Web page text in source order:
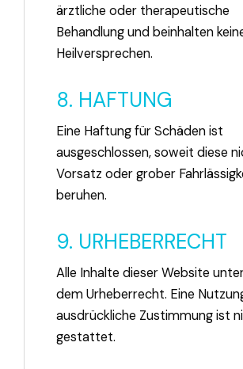
ärztliche oder therapeutische
Behandlung und beinhalten
Heilversprechen.
8. HAFTUNG
Eine Haftung für Schäden ist
ausgeschlossen, soweit diese
Vorsatz oder grober
beruhen.
9. URHEBERRECHT
Alle Inhalte dieser Website
dem Urheberrecht. Eine
ausdrückliche Zustimmung ist
gestattet.